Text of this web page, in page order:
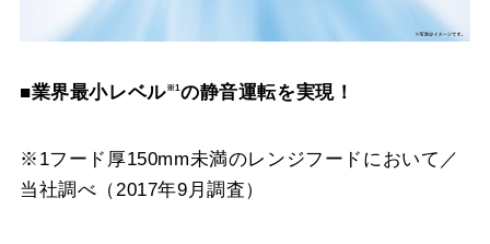
■業界最小レベル※1の静音運転を実現！
※1フード厚150mm未満のレンジフードにおいて／
当社調べ（2017年9月調査）